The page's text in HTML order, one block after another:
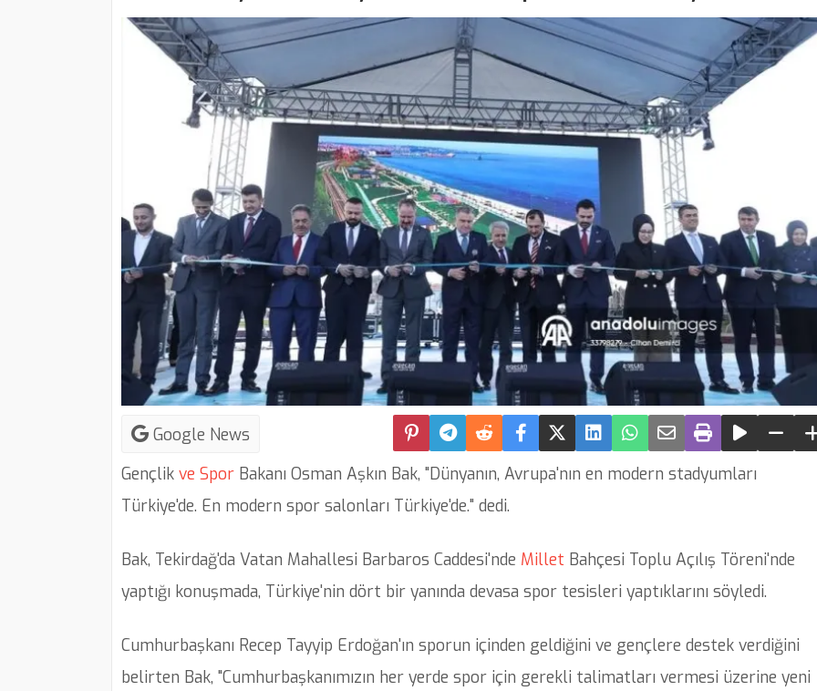
Google News
Gençlik ve Spor Bakanı Osman Aşkın Bak, "Dünyanın, Avrupa'nın en modern stadyumları
Türkiye'de. En modern spor salonları Türkiye'de." dedi.
Bak, Tekirdağ'da Vatan Mahallesi Barbaros Caddesi'nde Millet Bahçesi Toplu Açılış Töreni'nde
yaptığı konuşmada, Türkiye'nin dört bir yanında devasa spor tesisleri yaptıklarını söyledi.
Cumhurbaşkanı Recep Tayyip Erdoğan'ın sporun içinden geldiğini ve gençlere destek verdiğini
belirten Bak, "Cumhurbaşkanımızın her yerde spor için gerekli talimatları vermesi üzerine yeni